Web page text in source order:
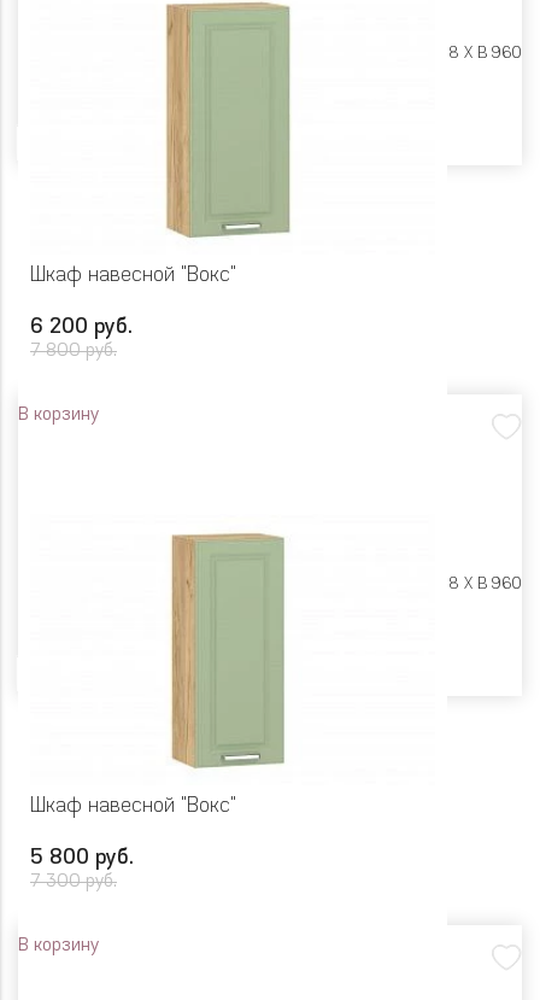
Ш 500 X Г 318 X В 960
Шкаф навесной "Вокс"
6 200 руб.
7 800 руб.
В корзину
Ш 450 X Г 318 X В 960
Шкаф навесной "Вокс"
5 800 руб.
7 300 руб.
В корзину